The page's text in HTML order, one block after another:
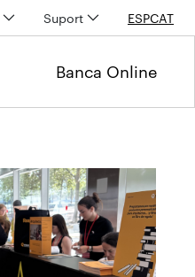
Suport ESPCAT
Banca Online